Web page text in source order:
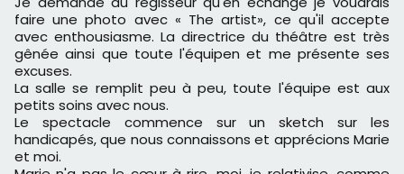
faire une photo avec « The artist», ce qu'il accepte
avec enthousiasme. La directrice du théâtre est très
gênée ainsi que toute l'équipen et me présente ses
excuses.
La salle se remplit peu à peu, toute l'équipe est aux
petits soins avec nous.
Le spectacle commence sur un sketch sur les
handicapés, que nous connaissons et apprécions Marie
et moi.